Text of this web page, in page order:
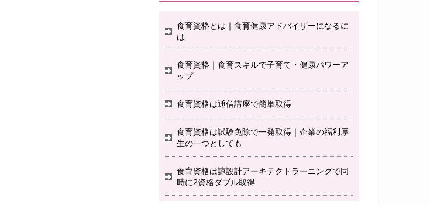
食育資格とは｜食育健康アドバイザーになるに
は
食育資格｜食育スキルで子育て・健康パワーア
ップ
食育資格は通信講座で簡単取得
食育資格は試験免除で一発取得｜企業の福利厚
生の一つとしても
食育資格は諒設計アーキテクトラーニングで同
時に2資格ダブル取得